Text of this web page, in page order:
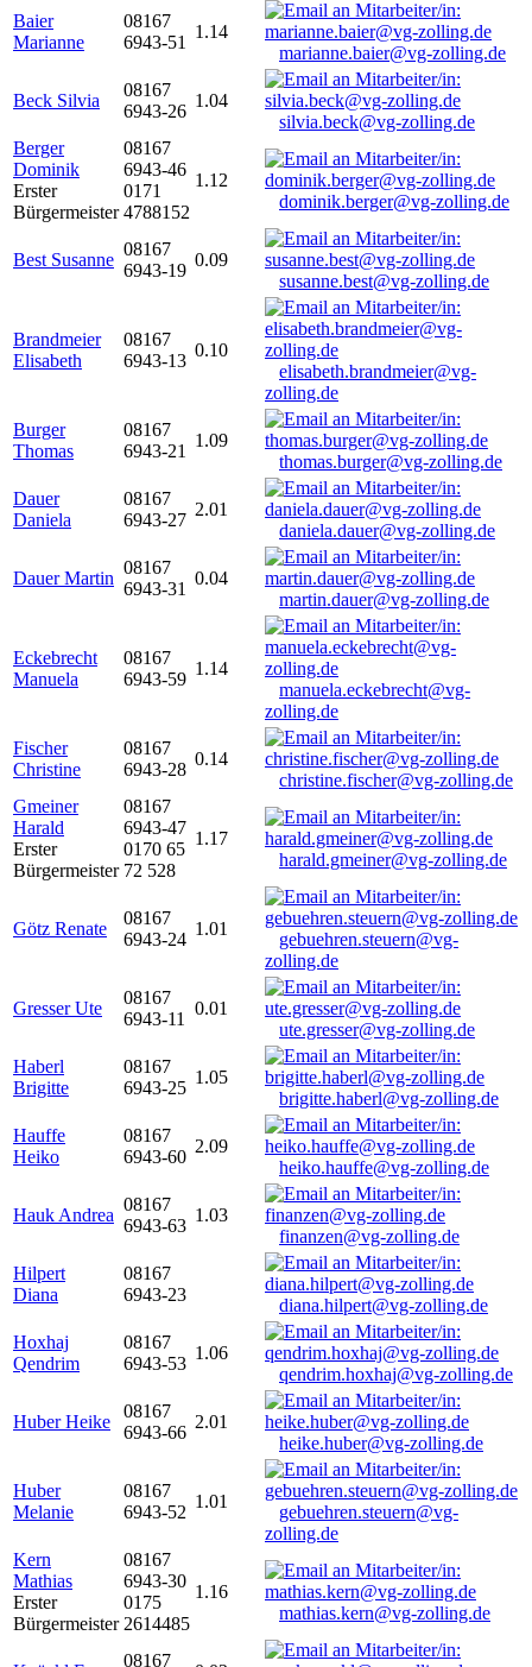
Baier
Marianne
08167
6943-51
1.14
marianne.baier@vg-zolling.de
Beck Silvia
08167
6943-26
1.04
silvia.beck@vg-zolling.de
Berger
Dominik
Erster
Bürgermeister
08167
6943-46
0171
4788152
1.12
dominik.berger@vg-zolling.de
Best Susanne
08167
6943-19
0.09
susanne.best@vg-zolling.de
Brandmeier
Elisabeth
08167
6943-13
0.10
elisabeth.brandmeier@vg-
zolling.de
Burger
Thomas
08167
6943-21
1.09
thomas.burger@vg-zolling.de
Dauer
Daniela
08167
6943-27
2.01
daniela.dauer@vg-zolling.de
Dauer Martin
08167
6943-31
0.04
martin.dauer@vg-zolling.de
Eckebrecht
Manuela
08167
6943-59
1.14
manuela.eckebrecht@vg-
zolling.de
Fischer
Christine
08167
6943-28
0.14
christine.fischer@vg-zolling.de
Gmeiner
Harald
Erster
Bürgermeister
08167
6943-47
0170 65
72 528
1.17
harald.gmeiner@vg-zolling.de
Götz Renate
08167
6943-24
1.01
gebuehren.steuern@vg-
zolling.de
Gresser Ute
08167
6943-11
0.01
ute.gresser@vg-zolling.de
Haberl
Brigitte
08167
6943-25
1.05
brigitte.haberl@vg-zolling.de
Hauffe
Heiko
08167
6943-60
2.09
heiko.hauffe@vg-zolling.de
Hauk Andrea
08167
6943-63
1.03
finanzen@vg-zolling.de
Hilpert
Diana
08167
6943-23
diana.hilpert@vg-zolling.de
Hoxhaj
Qendrim
08167
6943-53
1.06
qendrim.hoxhaj@vg-zolling.de
Huber Heike
08167
6943-66
2.01
heike.huber@vg-zolling.de
Huber
Melanie
08167
6943-52
1.01
gebuehren.steuern@vg-
zolling.de
Kern
Mathias
Erster
Bürgermeister
08167
6943-30
0175
2614485
1.16
mathias.kern@vg-zolling.de
08167